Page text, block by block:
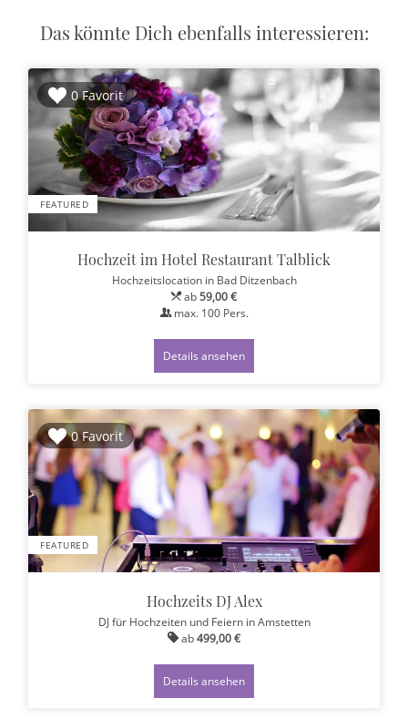
Das könnte Dich ebenfalls interessieren:
0 Favorit
FEATURED
Hochzeit im Hotel Restaurant Talblick
Hochzeitslocation in Bad Ditzenbach
ab59,00 €
max. 100Pers.
Details ansehen
0 Favorit
FEATURED
Hochzeits DJ Alex
DJ für Hochzeiten und Feiern in Amstetten
ab499,00 €
Details ansehen